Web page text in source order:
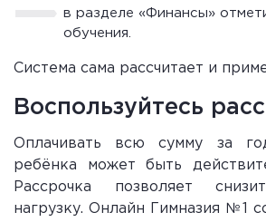
в разделе «Финансы»
обучения.
Система сама рассчитает и
Воспользуйтесь
Оплачивать всю сумму за
ребёнка может быть
Рассрочка позволяет
нагрузку. Онлайн Гимназия №1